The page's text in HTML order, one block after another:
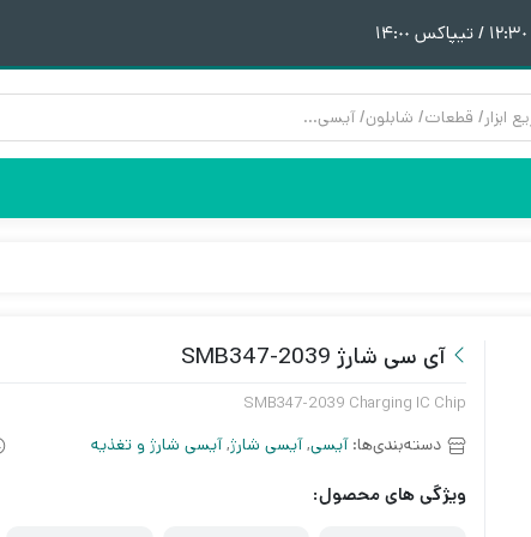
آی سی شارژ SMB347-2039
SMB347-2039 Charging IC Chip
دسته‌بندی‌ها:آیسی,آیسی شارژ,آیسی شارژ و تغذیه
ویژگی های محصول: